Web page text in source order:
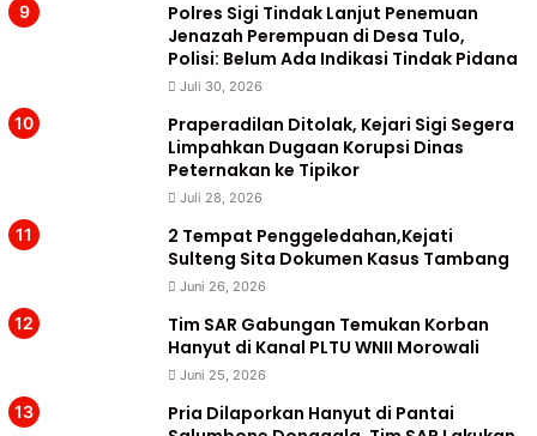
Polres Sigi Tindak Lanjut Penemuan
Jenazah Perempuan di Desa Tulo,
Polisi: Belum Ada Indikasi Tindak Pidana
Juli 30, 2026
Praperadilan Ditolak, Kejari Sigi Segera
Limpahkan Dugaan Korupsi Dinas
Peternakan ke Tipikor
Juli 28, 2026
2 Tempat Penggeledahan,Kejati
Sulteng Sita Dokumen Kasus Tambang
Juni 26, 2026
Tim SAR Gabungan Temukan Korban
Hanyut di Kanal PLTU WNII Morowali
Juni 25, 2026
Pria Dilaporkan Hanyut di Pantai